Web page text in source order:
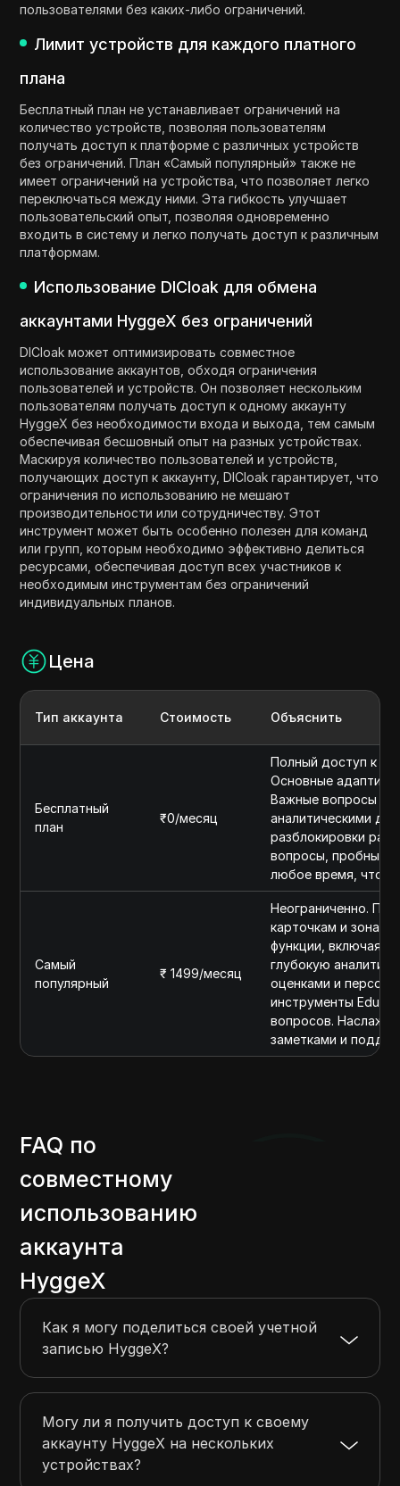
пользователями без каких-либо ограничений.
Лимит устройств для каждого платного
плана
Бесплатный план не устанавливает ограничений на
количество устройств, позволяя пользователям
получать доступ к платформе с различных устройств
без ограничений. План «Самый популярный» также не
имеет ограничений на устройства, что позволяет легко
переключаться между ними. Эта гибкость улучшает
пользовательский опыт, позволяя одновременно
входить в систему и легко получать доступ к различным
платформам.
Использование DICloak для обмена
аккаунтами HyggeX без ограничений
DICloak может оптимизировать совместное
использование аккаунтов, обходя ограничения
пользователей и устройств. Он позволяет нескольким
пользователям получать доступ к одному аккаунту
HyggeX без необходимости входа и выхода, тем самым
обеспечивая бесшовный опыт на разных устройствах.
Маскируя количество пользователей и устройств,
получающих доступ к аккаунту, DICloak гарантирует, что
ограничения по использованию не мешают
производительности или сотрудничеству. Этот
инструмент может быть особенно полезен для команд
или групп, которым необходимо эффективно делиться
ресурсами, обеспечивая доступ всех участников к
необходимым инструментам без ограничений
индивидуальных планов.
Цена
Тип аккаунта Стоимость Объяснить
Бесплатный
план
₹0/месяц
Полный доступ к
Основные
Важные вопросы и
аналитическими
разблокировки
вопросы, пробные
любое время,
Самый
популярный
₹ 1499/месяц
Неограниченно.
карточкам и зонам
функции, включая
глубокую
оценками и
инструменты
вопросов.
заметками и
FAQ по
совместному
использованию
аккаунта
HyggeX
Как я могу поделиться своей учетной
записью HyggeX?
Могу ли я получить доступ к своему
аккаунту HyggeX на нескольких
устройствах?